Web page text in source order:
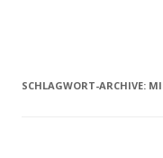
SCHLAGWORT-ARCHIVE: